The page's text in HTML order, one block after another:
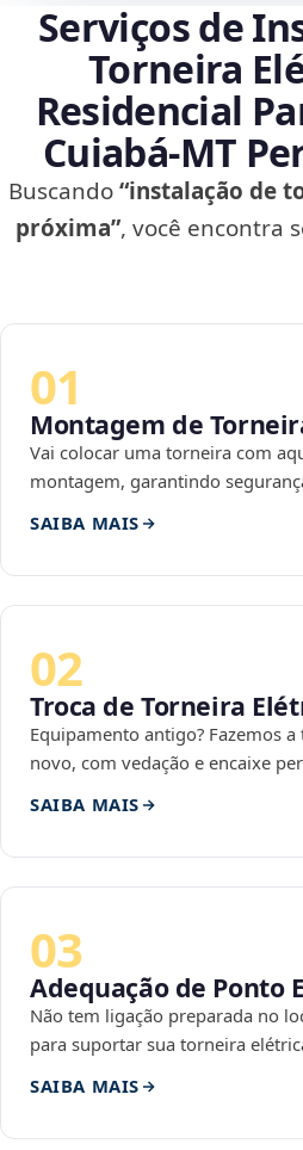
Serviços de
Torneira
Residencial
Cuiabá‑MT
Buscando“instalação de
próxima”, você encontra
01
Montagem de
Vai colocar uma torneira com
montagem, garantindo
SAIBA MAIS
02
Troca de Torneira
Equipamento antigo? Fazemos
novo, com vedação e encaixe
SAIBA MAIS
03
Adequação de Ponto
Não tem ligação preparada no
para suportar sua torneira
SAIBA MAIS